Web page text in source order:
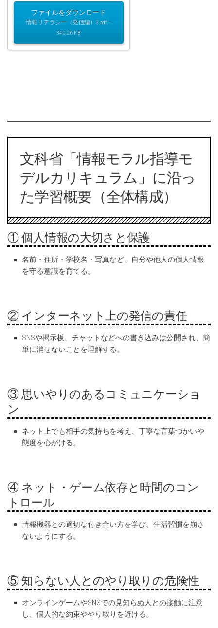
ファイルをダウンロード
情報リテラシー（発信編）3.pdf –
340.26 KB
文科省「情報モラル指導モ
デルカリキュラム」に沿っ
た学習概要（全体構成）
① 個人情報の大切さと保護
名前・住所・学校名・写真など、自分や他人の個人情報
を守る意識を育てる。
② インターネット上の発信の責任
SNSや掲示板、チャットなどへの書き込みは公開され、簡
単に消せないことを理解する。
③ 思いやりのあるコミュニケーショ
ン
ネット上でも相手の気持ちを考え、丁寧な言葉づかいや
態度を心がける。
④ ネット・ゲーム依存と時間のコン
トロール
情報機器との適切な付き合い方を学び、生活習慣を崩さ
ないようにする。
⑤ 知らない人とのやり取りの危険性
オンラインゲームやSNSでの見知らぬ人との接触に注意
し、個人的な約束ややり取りを避ける。